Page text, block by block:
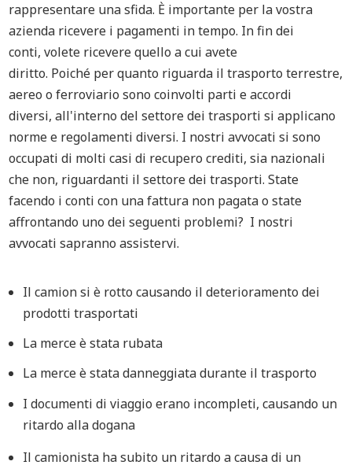
rappresentare una sfida. È importante per la vostra
azienda ricevere i pagamenti in tempo. In fin dei
conti,volete ricevere quello a cui avete
diritto. Poiché per quanto riguarda il trasportoterrestre,
aereo o ferroviario sono coinvolti parti e accordi
diversi,all'interno del settore dei trasporti si applicano
norme e regolamenti diversi. I nostri avvocati si sono
occupati di molti casi di recupero crediti, sia nazionali
che non, riguardanti il settore dei trasporti. State
facendo i conti con unafattura non pagata o state
affrontando unodei seguenti problemi? I nostri
avvocatisapranno assistervi.
Il camion si è rotto causando il deterioramento dei
prodotti trasportati
La merce è stata rubata
La merce è stata danneggiata durante il trasporto
I documenti di viaggio erano incompleti, causando un
ritardo alla dogana
Il camionista ha subito un ritardo a causa di un